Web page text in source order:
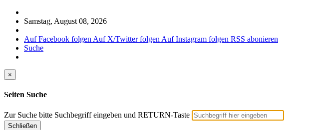
Samstag, August 08, 2026
Auf Facebook folgen Auf X/Twitter folgen Auf Instagram folgen RSS abonieren
Suche
×
Seiten Suche
Zur Suche bitte Suchbegriff eingeben und RETURN-Taste
Schließen